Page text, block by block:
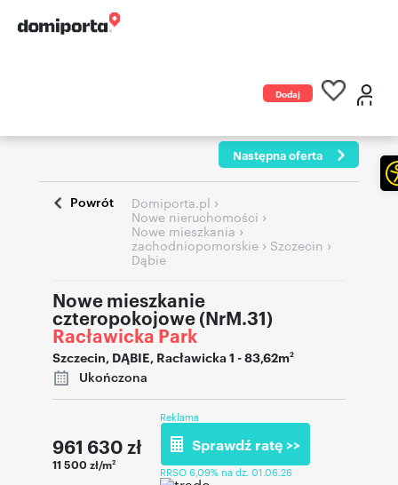
Dodaj
Następna oferta
Powrót Domiporta.pl ›
Nowe nieruchomości ›
Nowe mieszkania ›
zachodniopomorskie › Szczecin ›
Dąbie
Nowe mieszkanie
czteropokojowe (NrM.31)
Racławicka Park
Szczecin, DĄBIE, Racławicka 1 - 83,62m2
Ukończona
961 630 zł
11 500 zł/m2
Reklama
Sprawdź ratę >>
RRSO 6,09% na dz. 01.06.26